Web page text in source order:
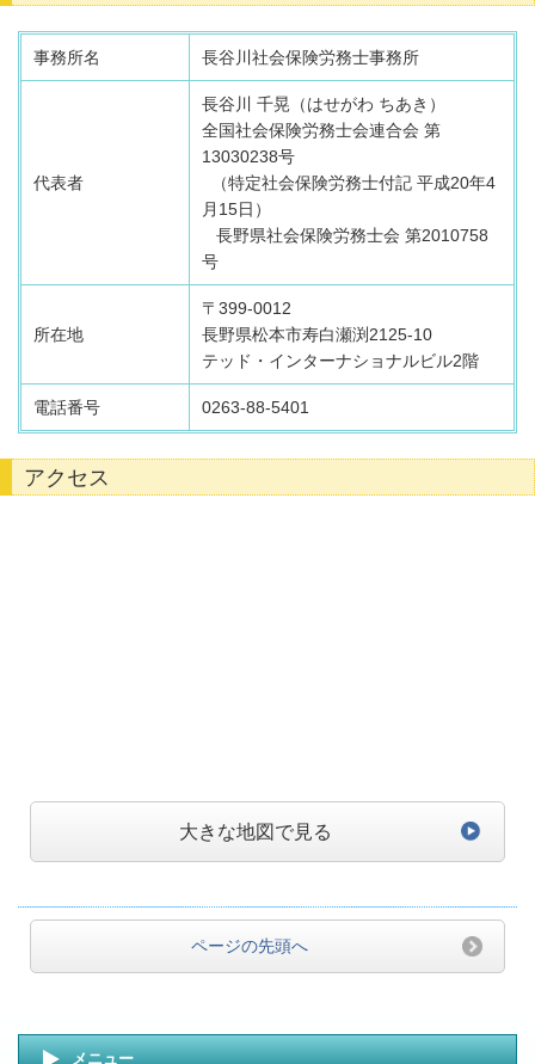
事務所名 長谷川社会保険労務士事務所
代表者
長谷川 千晃（はせがわ ちあき）
全国社会保険労務士会連合会 第
13030238号
（特定社会保険労務士付記 平成20年4
月15日）
長野県社会保険労務士会 第2010758
号
所在地
〒399-0012
長野県松本市寿白瀬渕2125-10
テッド・インターナショナルビル2階
電話番号 0263-88-5401
アクセス
大きな地図で見る
ページの先頭へ
メニュー